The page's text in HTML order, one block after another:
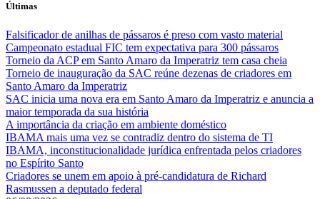
Últimas
Falsificador de anilhas de pássaros é preso com vasto material
Campeonato estadual FIC tem expectativa para 300 pássaros
Torneio da ACP em Santo Amaro da Imperatriz tem casa cheia
Torneio de inauguração da SAC reúne dezenas de criadores em
Santo Amaro da Imperatriz
SAC inicia uma nova era em Santo Amaro da Imperatriz e anuncia a
maior temporada da sua história
A importância da criação em ambiente doméstico
IBAMA mais uma vez se contradiz dentro do sistema de TI
IBAMA, inconstitucionalidade jurídica enfrentada pelos criadores
no Espírito Santo
Criadores se unem em apoio à pré-candidatura de Richard
Rasmussen a deputado federal